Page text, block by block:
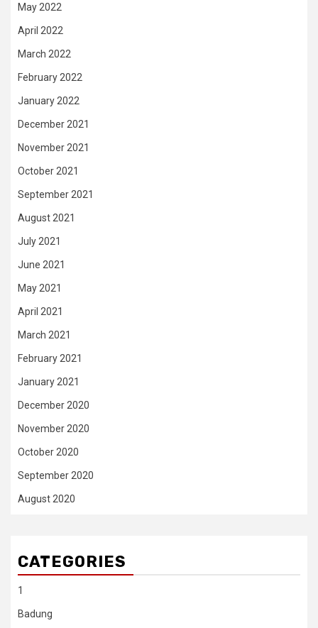
May 2022
April 2022
March 2022
February 2022
January 2022
December 2021
November 2021
October 2021
September 2021
August 2021
July 2021
June 2021
May 2021
April 2021
March 2021
February 2021
January 2021
December 2020
November 2020
October 2020
September 2020
August 2020
CATEGORIES
1
Badung